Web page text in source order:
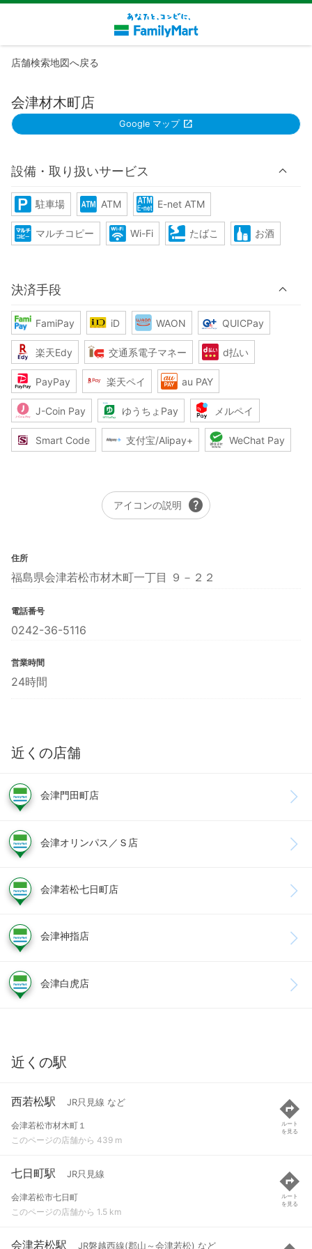
店舗検索地図へ戻る
会津材木町店
Google マップ
設備・取り扱いサービス
駐車場 ATM E-net ATM
マルチコピー Wi-Fi たばこ お酒
決済手段
FamiPay iD WAON QUICPay
楽天Edy 交通系電子マネー d払い
PayPay 楽天ペイ au PAY
J-Coin Pay ゆうちょPay メルペイ
Smart Code 支付宝/Alipay+ WeChat Pay
アイコンの説明 help
住所
福島県会津若松市材木町一丁目 ９－２２
電話番号
0242-36-5116
営業時間
24時間
近くの店舗
会津門田町店
会津オリンパス／Ｓ店
会津若松七日町店
会津神指店
会津白虎店
近くの駅
西若松駅 JR只見線 など
会津若松市材木町１
このページの店舗から 439 m
ルート
を見る
七日町駅 JR只見線
会津若松市七日町
このページの店舗から 1.5 km
ルート
を見る
会津若松駅 JR磐越西線(郡山～会津若松) など